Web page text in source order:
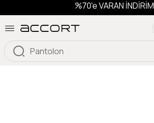
%70'e VARAN İNDİRİM